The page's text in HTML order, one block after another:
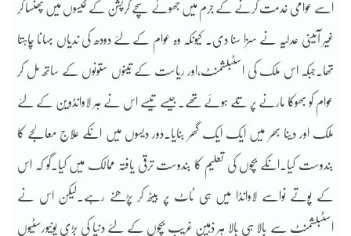
اسے عوامی خدمت کرنے کے جرم میں جھوٹے سچے کرپشن کے کیسوں میں پھنسا کر
غیر آئینی عدلیہ نے سزا سنا دی۔ کیونکہ وہ عوام کے لئے دودھ کی ندیاں بہانا چاہتا
تھا۔جبکہ اس ملک کی اسٹبلشمنٹ،اور ریاست کے تینوں ستونوں کے ساتھ مل کر
عوام کو بھوکا مارنے پر تلے ہوئے تھے۔جیسے تیسے اس نے ہر لاوانڈوین کے لئے
ملک اور دینا بھر میں ایک ایک گھر بنایا۔دور دیسوں میں انکے علاج معالجے کا
بندوست کیا۔انکے بچوں کی تعلیم کا بندوست ترقی یافتہ ممالک میں کیا۔گو کہ اس
کے پوتے نواسے لاوانڈا میں ہی ٹاٹ پر بیٹھ کر پڑھنے رہے۔لیکن اس نے
اسٹبلشمنٹ سے بالا ہی بالا ہر ذہین غریب بچوں کے لئے دنیا کی بڑی یونیورسٹیوں